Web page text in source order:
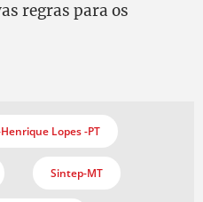
regras para os
Lopes -PT
Sintep-MT